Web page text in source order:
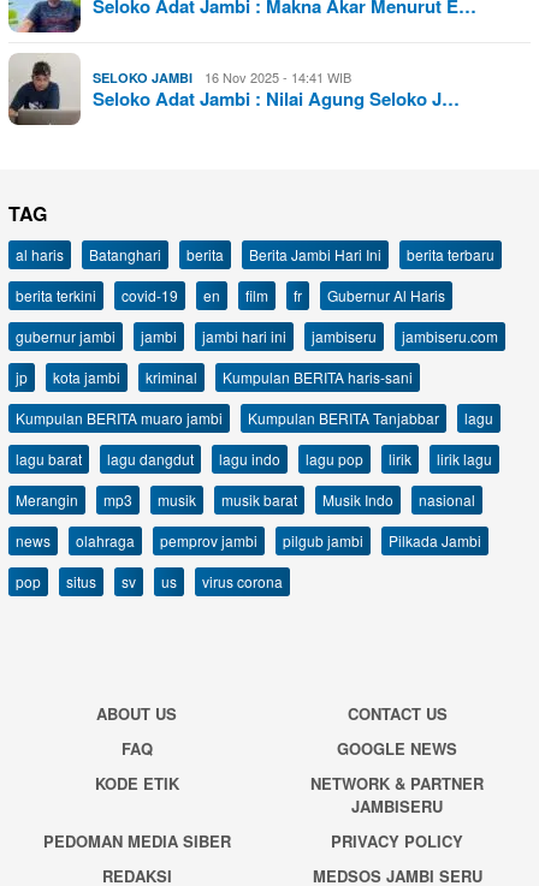
Seloko Adat Jambi : Makna Akar Menurut E…
SELOKO JAMBI 16 Nov 2025 - 14:41 WIB
Seloko Adat Jambi : Nilai Agung Seloko J…
TAG
al haris Batanghari berita Berita Jambi Hari Ini
berita terbaru
berita terkini
covid-19 en film fr
Gubernur Al Haris
gubernur jambi
jambi jambi hari ini jambiseru
jambiseru.com
jp
kota jambi kriminal
Kumpulan BERITA haris-sani
Kumpulan BERITA muaro jambi
Kumpulan BERITA Tanjabbar
lagu
lagu barat
lagu dangdut lagu indo lagu pop lirik
lirik lagu
Merangin
mp3 musik musik barat Musik Indo
nasional
news
olahraga pemprov jambi pilgub jambi
Pilkada Jambi
pop
situs sv us virus corona
ABOUT US
CONTACT US
FAQ
GOOGLE NEWS
KODE ETIK
NETWORK & PARTNER
JAMBISERU
PEDOMAN MEDIA SIBER
PRIVACY POLICY
REDAKSI
MEDSOS JAMBI SERU